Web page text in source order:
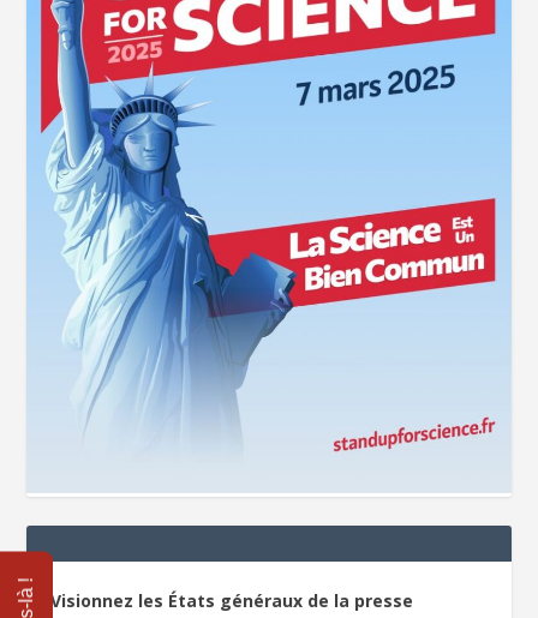
Visionnez les États généraux de la presse